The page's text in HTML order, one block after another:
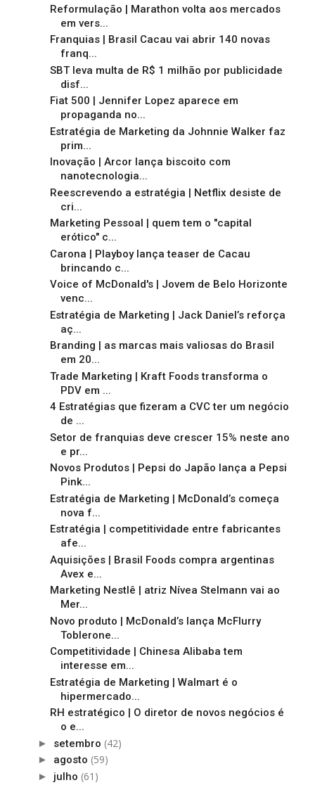
Reformulação | Marathon volta aos mercados
em vers...
Franquias | Brasil Cacau vai abrir 140 novas
franq...
SBT leva multa de R$ 1 milhão por publicidade
disf...
Fiat 500 | Jennifer Lopez aparece em
propaganda no...
Estratégia de Marketing da Johnnie Walker faz
prim...
Inovação | Arcor lança biscoito com
nanotecnologia...
Reescrevendo a estratégia | Netflix desiste de
cri...
Marketing Pessoal | quem tem o "capital
erótico" c...
Carona | Playboy lança teaser de Cacau
brincando c...
Voice of McDonald's | Jovem de Belo Horizonte
venc...
Estratégia de Marketing | Jack Daniel’s reforça
aç...
Branding | as marcas mais valiosas do Brasil
em 20...
Trade Marketing | Kraft Foods transforma o
PDV em ...
4 Estratégias que fizeram a CVC ter um negócio
de ...
Setor de franquias deve crescer 15% neste ano
e pr...
Novos Produtos | Pepsi do Japão lança a Pepsi
Pink...
Estratégia de Marketing | McDonald’s começa
nova f...
Estratégia | competitividade entre fabricantes
afe...
Aquisições | Brasil Foods compra argentinas
Avex e...
Marketing Nestlê | atriz Nívea Stelmann vai ao
Mer...
Novo produto | McDonald’s lança McFlurry
Toblerone...
Competitividade | Chinesa Alibaba tem
interesse em...
Estratégia de Marketing | Walmart é o
hipermercado...
RH estratégico | O diretor de novos negócios é
o e...
► setembro (42)
► agosto (59)
► julho (61)